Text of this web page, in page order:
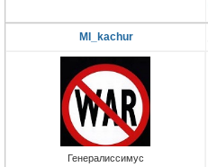
MI_kachur
Генералиссимус